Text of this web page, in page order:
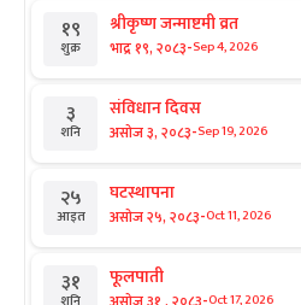
१९
शुक्र
श्रीकृष्ण जन्माष्टमी व्रत
भाद्र १९, २०८३-Sep 4, 2026
३
शनि
संविधान दिवस
असोज ३, २०८३-Sep 19, 2026
२५
आइत
घटस्थापना
असोज २५, २०८३-Oct 11, 2026
३१ फूलपाती
Oct 17, 2026